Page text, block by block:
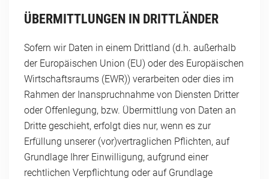
ÜBERMITTLUNGEN IN DRITTLÄNDER
Sofern wir Daten in einem Drittland (d.h. außerhalb
der Europäischen Union (EU) oder des Europäischen
Wirtschaftsraums (EWR)) verarbeiten oder dies im
Rahmen der Inanspruchnahme von Diensten Dritter
oder Offenlegung, bzw. Übermittlung von Daten an
Dritte geschieht, erfolgt dies nur, wenn es zur
Erfüllung unserer (vor)vertraglichen Pflichten, auf
Grundlage Ihrer Einwilligung, aufgrund einer
rechtlichen Verpflichtung oder auf Grundlage